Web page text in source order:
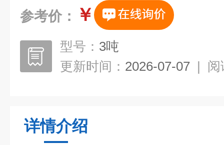
参考价： ￥
型号： 3吨
更新时间： 2026-07-07 | 阅
详情介绍